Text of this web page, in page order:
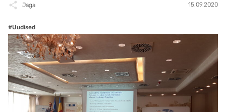
Jaga 15.09.2020
#Uudised